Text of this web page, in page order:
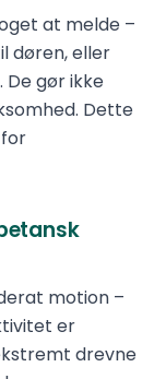
at melde –
døren, eller
gør ikke
Dette
motion –
er
drevne